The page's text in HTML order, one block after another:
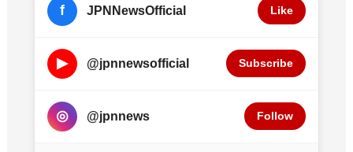
f JPNNewsOfficial Like
▶ @jpnnewsofficial Subscribe
◎ @jpnnews Follow